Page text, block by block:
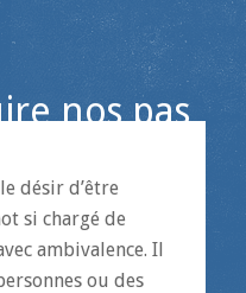
nos pas
semaine
désir d’être
si chargé de
ambivalence. Il
ou des